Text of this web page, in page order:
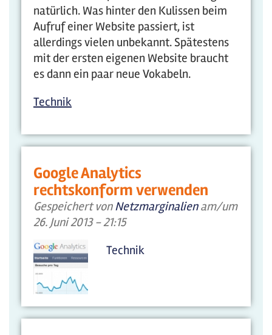
natürlich. Was hinter den Kulissen beim
Aufruf einer Website passiert, ist
allerdings vielen unbekannt. Spätestens
mit der ersten eigenen Website braucht
es dann ein paar neue Vokabeln.
Technik
Google Analytics
rechtskonform verwenden
Gespeichert vonNetzmarginalienam/um
26. Juni 2013 - 21:15
Technik